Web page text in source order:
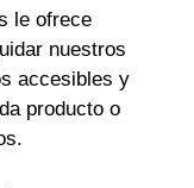
le ofrece
nuestros
accesibles y
producto o